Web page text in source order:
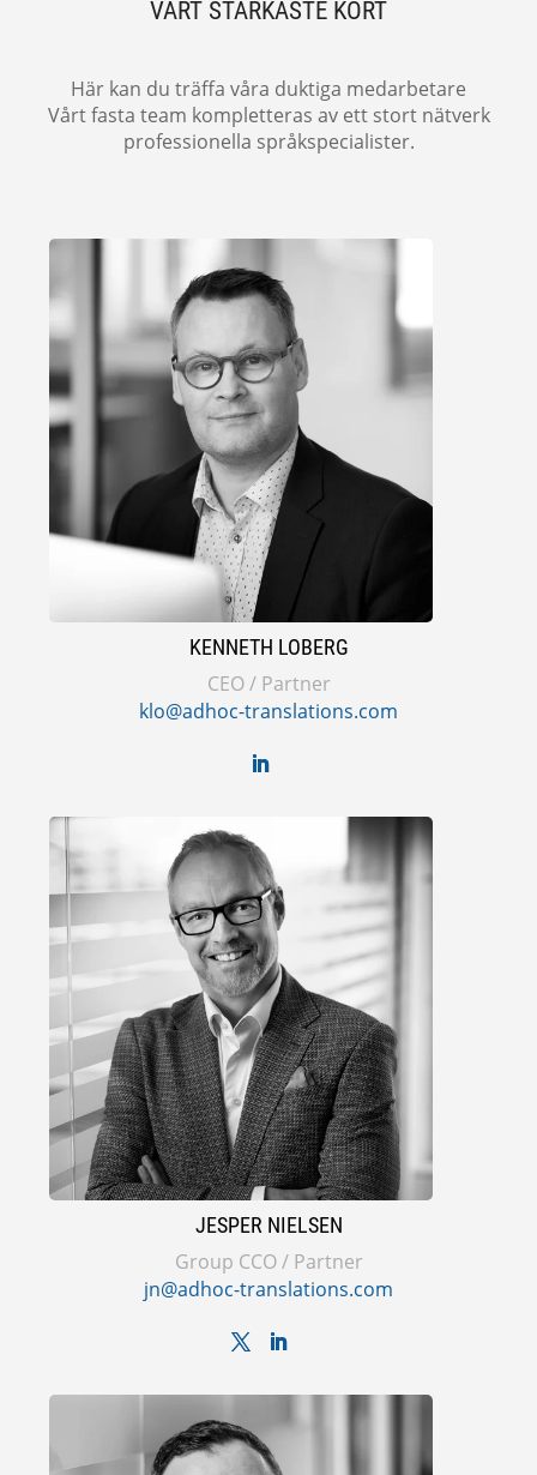
VÅRT STARKASTE KORT
Här kan du träffa våra duktiga medarbetare
Vårt fasta team kompletteras av ett stort nätverk
professionella språkspecialister.
KENNETH LOBERG
CEO / Partner
klo@adhoc-translations.com
JESPER NIELSEN
Group CCO / Partner
jn@adhoc-translations.com